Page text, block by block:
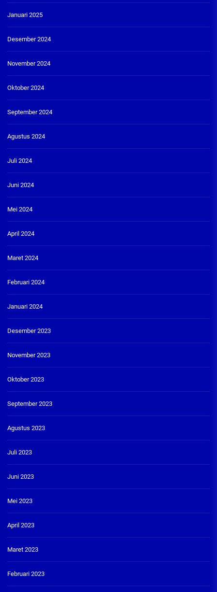
Januari 2025
Desember 2024
November 2024
Oktober 2024
September 2024
Agustus 2024
Juli 2024
Juni 2024
Mei 2024
April 2024
Maret 2024
Februari 2024
Januari 2024
Desember 2023
November 2023
Oktober 2023
September 2023
Agustus 2023
Juli 2023
Juni 2023
Mei 2023
April 2023
Maret 2023
Februari 2023